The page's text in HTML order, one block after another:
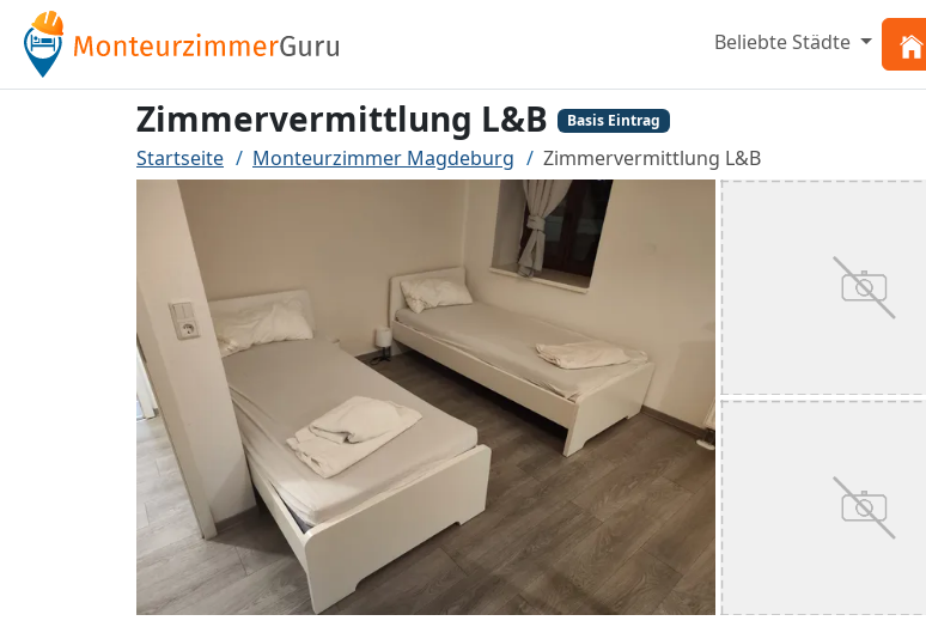
Beliebte Städte
Zimmervermittlung L&B Basis Eintrag
Startseite Monteurzimmer Magdeburg Zimmervermittlung L&B